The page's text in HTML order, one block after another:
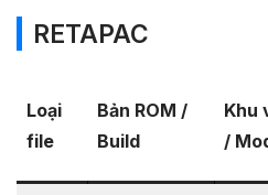
RETAPAC
Loại
file
Bản ROM /
Build
Khu
/